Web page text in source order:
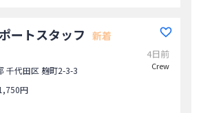
ートスタッフ 新着
千代田区 麹町2-3-3
円
4日前
Crew